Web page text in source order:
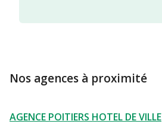
Nos agences à proximité
AGENCE POITIERS HOTEL DE VILLE